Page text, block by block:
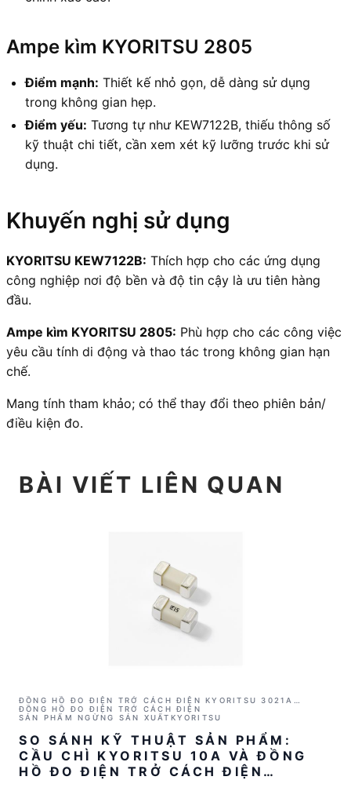
Ampe kìm KYORITSU 2805
Điểm mạnh: Thiết kế nhỏ gọn, dễ dàng sử dụng
trong không gian hẹp.
Điểm yếu: Tương tự như KEW7122B, thiếu thông số
kỹ thuật chi tiết, cần xem xét kỹ lưỡng trước khi sử
dụng.
Khuyến nghị sử dụng
KYORITSU KEW7122B: Thích hợp cho các ứng dụng
công nghiệp nơi độ bền và độ tin cậy là ưu tiên hàng
đầu.
Ampe kìm KYORITSU 2805: Phù hợp cho các công việc
yêu cầu tính di động và thao tác trong không gian hạn
chế.
Mang tính tham khảo; có thể thay đổi theo phiên bản/
điều kiện đo.
BÀI VIẾT LIÊN QUAN
ĐỒNG HỒ ĐO ĐIỆN TRỞ CÁCH ĐIỆN KYORITSU 3021A
(1000V/2GΩ)
ĐỒNG HỒ ĐO ĐIỆN TRỞ CÁCH ĐIỆN
SẢN PHẨM NGỪNG SẢN XUẤT KYORITSU
SO SÁNH KỸ THUẬT SẢN PHẨM:
CẦU CHÌ KYORITSU 10A VÀ ĐỒNG
HỒ ĐO ĐIỆN TRỞ CÁCH ĐIỆN